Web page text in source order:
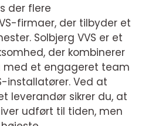
der flere
firmaer, der tilbyder et
Solbjerg VVS er et
der kombinerer
med et engageret team
installatører. Ved at
leverandør sikrer du, at
udført til tiden, men